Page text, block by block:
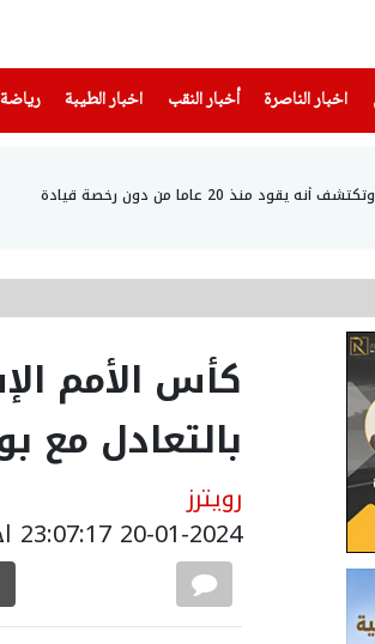
اخبار الناصرة
(current) أخبار النقب اخبار الطيبة(current) رياضة
(current)
20 عاما من دون رخصة قيادة
كأس الأمم
بالتعادل مع
رويترز
20-01-2024 23:07:17